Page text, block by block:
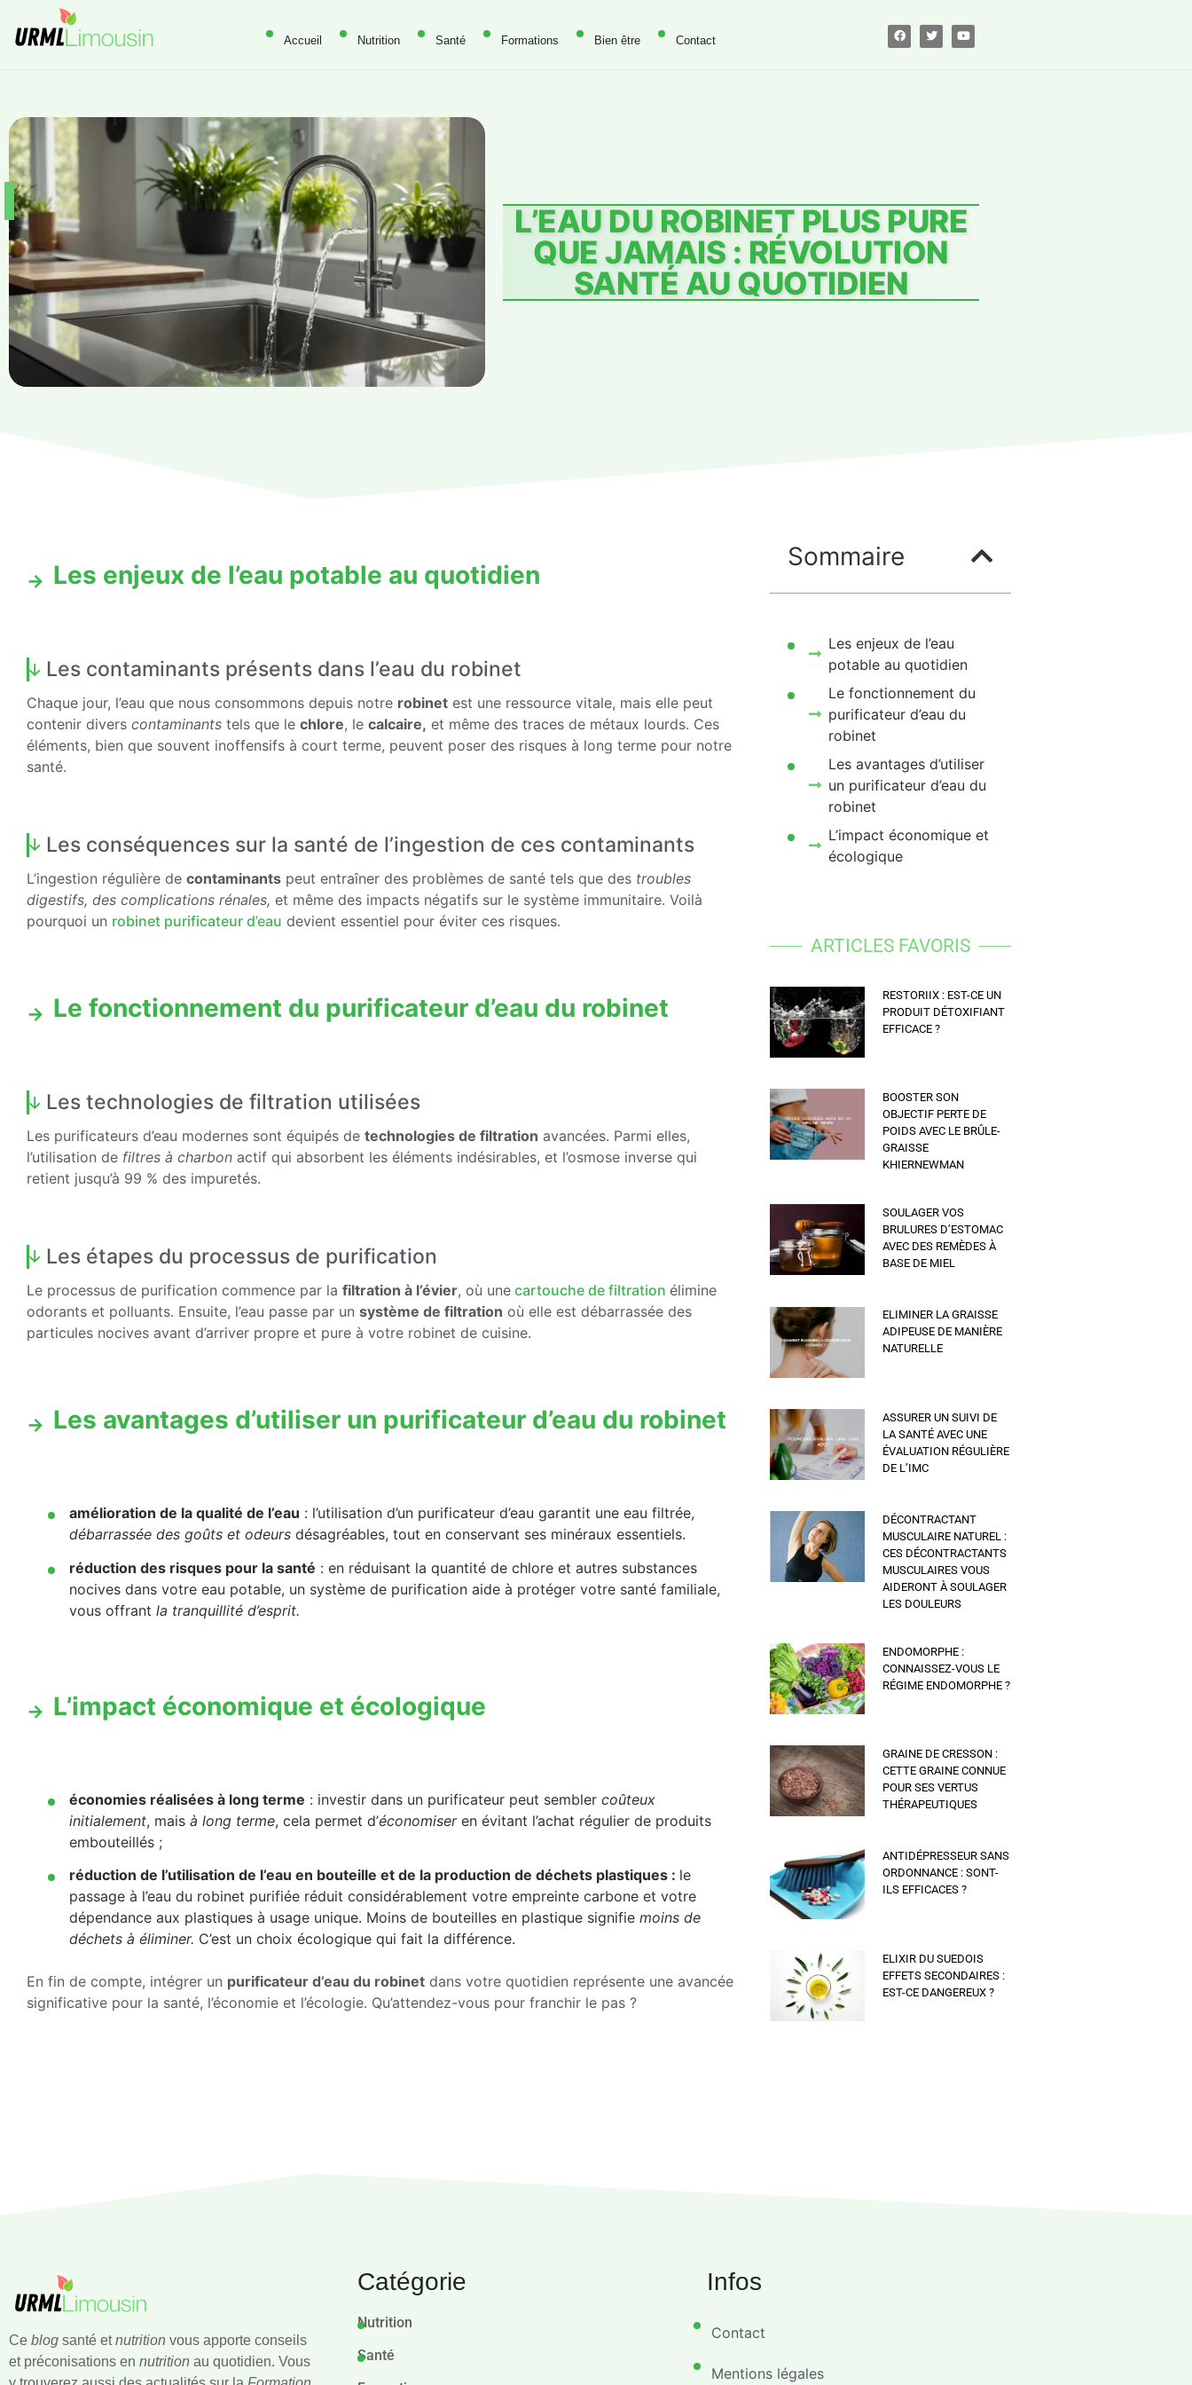
Accueil Nutrition Santé Formations Bien être Contact
L’EAU DU ROBINET PLUS PURE
QUE JAMAIS : RÉVOLUTION
SANTÉ AU QUOTIDIEN
Les enjeux de l’eau potable au quotidien
Les contaminants présents dans l’eau du robinet
Chaque jour, l’eau que nous consommons depuis notre robinet est une ressource vitale, mais elle peut
contenir divers contaminants tels que le chlore, le calcaire, et même des traces de métaux lourds. Ces
éléments, bien que souvent inoffensifs à court terme, peuvent poser des risques à long terme pour notre
santé.
Les conséquences sur la santé de l’ingestion de ces contaminants
L’ingestion régulière de contaminants peut entraîner des problèmes de santé tels que des troubles
digestifs, des complications rénales, et même des impacts négatifs sur le système immunitaire. Voilà
pourquoi un robinet purificateur d’eau devient essentiel pour éviter ces risques.
Le fonctionnement du purificateur d’eau du robinet
Les technologies de filtration utilisées
Les purificateurs d’eau modernes sont équipés de technologies de filtration avancées. Parmi elles,
l’utilisation de filtres à charbon actif qui absorbent les éléments indésirables, et l’osmose inverse qui
retient jusqu’à 99 % des impuretés.
Les étapes du processus de purification
Le processus de purification commence par la filtration à l’évier, où une cartouche de filtration élimine
odorants et polluants. Ensuite, l’eau passe par un système de filtration où elle est débarrassée des
particules nocives avant d’arriver propre et pure à votre robinet de cuisine.
Les avantages d’utiliser un purificateur d’eau du robinet
amélioration de la qualité de l’eau : l’utilisation d’un purificateur d’eau garantit une eau filtrée,
débarrassée des goûts et odeurs désagréables, tout en conservant ses minéraux essentiels.
réduction des risques pour la santé : en réduisant la quantité de chlore et autres substances
nocives dans votre eau potable, un système de purification aide à protéger votre santé familiale,
vous offrant la tranquillité d’esprit.
L’impact économique et écologique
économies réalisées à long terme : investir dans un purificateur peut sembler coûteux
initialement, mais à long terme, cela permet d’économiseren évitant l’achat régulier de produits
embouteillés ;
réduction de l’utilisation de l’eau en bouteille et de la production de déchets plastiques : le
passage à l’eau du robinet purifiée réduit considérablement votre empreinte carbone et votre
dépendance aux plastiques à usage unique. Moins de bouteilles en plastique signifie moins de
déchets à éliminer. C’est un choix écologique qui fait la différence.
En fin de compte, intégrer un purificateur d’eau du robinet dans votre quotidien représente une avancée
significative pour la santé, l’économie et l’écologie. Qu’attendez-vous pour franchir le pas ?
Sommaire
Les enjeux de l’eau
potable au quotidien
Le fonctionnement du
purificateur d’eau du
robinet
Les avantages d’utiliser
un purificateur d’eau du
robinet
L’impact économique et
écologique
ARTICLES FAVORIS
RESTORIIX : EST-CE UN
PRODUIT DÉTOXIFIANT
EFFICACE ?
BOOSTER SON
OBJECTIF PERTE DE
POIDS AVEC LE BRÛLE-
GRAISSE
KHIERNEWMAN
SOULAGER VOS
BRULURES D’ESTOMAC
AVEC DES REMÈDES À
BASE DE MIEL
ELIMINER LA GRAISSE
ADIPEUSE DE MANIÈRE
NATURELLE
ASSURER UN SUIVI DE
LA SANTÉ AVEC UNE
ÉVALUATION RÉGULIÈRE
DE L’IMC
DÉCONTRACTANT
MUSCULAIRE NATUREL :
CES DÉCONTRACTANTS
MUSCULAIRES VOUS
AIDERONT À SOULAGER
LES DOULEURS
ENDOMORPHE :
CONNAISSEZ-VOUS LE
RÉGIME ENDOMORPHE ?
GRAINE DE CRESSON :
CETTE GRAINE CONNUE
POUR SES VERTUS
THÉRAPEUTIQUES
ANTIDÉPRESSEUR SANS
ORDONNANCE : SONT-
ILS EFFICACES ?
ELIXIR DU SUEDOIS
EFFETS SECONDAIRES :
EST-CE DANGEREUX ?
Ce blog santé etnutrition vous apporte conseils
et préconisations en nutrition au quotidien. Vous
Catégorie
Nutrition
Santé
Infos
Contact
Mentions légales